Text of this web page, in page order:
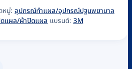
หมู่: อุปกรณ์ทำแผล/อุปกรณ์ปฐมพยาบาล
แผล/ผ้าปิดแผล แบรนด์: 3M